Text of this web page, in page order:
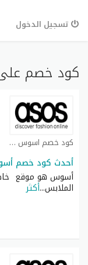
تسجيل الدخول
كود خصم
كود خصم اسوس كوبون
أحدث كود خصم
أسوس هو موقع خاص
الملابس...أكثر